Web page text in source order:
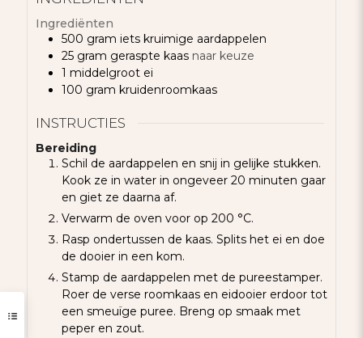
Ingrediënten
500 gram iets kruimige aardappelen
25 gram geraspte kaas naar keuze
1 middelgroot ei
100 gram kruidenroomkaas
INSTRUCTIES
Bereiding
Schil de aardappelen en snij in gelijke stukken.
Kook ze in water in ongeveer 20 minuten gaar
en giet ze daarna af.
Verwarm de oven voor op 200 °C.
Rasp ondertussen de kaas. Splits het ei en doe
de dooier in een kom.
Stamp de aardappelen met de pureestamper.
Roer de verse roomkaas en eidooier erdoor tot
een smeuïge puree. Breng op smaak met
peper en zout.